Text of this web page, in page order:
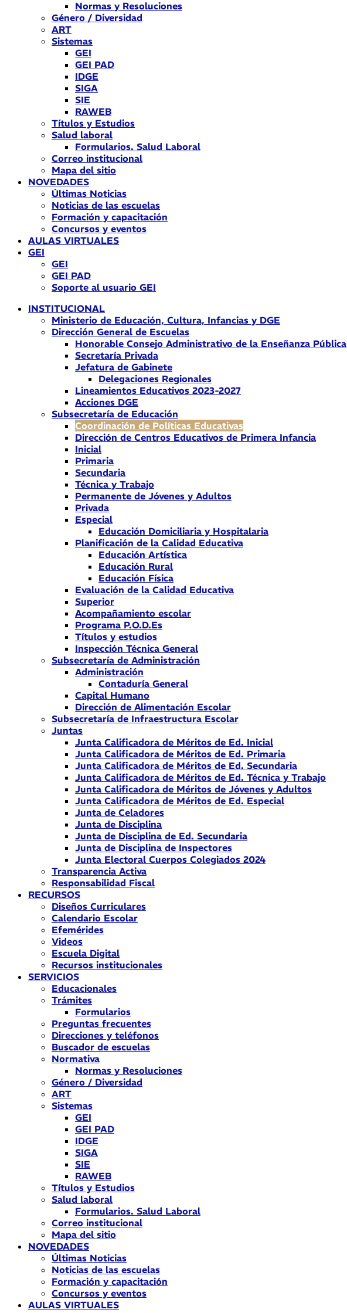
Normas y Resoluciones
Género / Diversidad
ART
Sistemas
GEI
GEI PAD
IDGE
SIGA
SIE
RAWEB
Títulos y Estudios
Salud laboral
Formularios. Salud Laboral
Correo institucional
Mapa del sitio
NOVEDADES
Últimas Noticias
Noticias de las escuelas
Formación y capacitación
Concursos y eventos
AULAS VIRTUALES
GEI
GEI
GEI PAD
Soporte al usuario GEI
INSTITUCIONAL
Ministerio de Educación, Cultura, Infancias y DGE
Dirección General de Escuelas
Honorable Consejo Administrativo de la Enseñanza Pública
Secretaría Privada
Jefatura de Gabinete
Delegaciones Regionales
Lineamientos Educativos 2023-2027
Acciones DGE
Subsecretaría de Educación
Coordinación de Políticas Educativas
Dirección de Centros Educativos de Primera Infancia
Inicial
Primaria
Secundaria
Técnica y Trabajo
Permanente de Jóvenes y Adultos
Privada
Especial
Educación Domiciliaria y Hospitalaria
Planificación de la Calidad Educativa
Educación Artística
Educación Rural
Educación Física
Evaluación de la Calidad Educativa
Superior
Acompañamiento escolar
Programa P.O.D.Es
Títulos y estudios
Inspección Técnica General
Subsecretaría de Administración
Administración
Contaduría General
Capital Humano
Dirección de Alimentación Escolar
Subsecretaría de Infraestructura Escolar
Juntas
Junta Calificadora de Méritos de Ed. Inicial
Junta Calificadora de Méritos de Ed. Primaria
Junta Calificadora de Méritos de Ed. Secundaria
Junta Calificadora de Méritos de Ed. Técnica y Trabajo
Junta Calificadora de Méritos de Jóvenes y Adultos
Junta Calificadora de Méritos de Ed. Especial
Junta de Celadores
Junta de Disciplina
Junta de Disciplina de Ed. Secundaria
Junta de Disciplina de Inspectores
Junta Electoral Cuerpos Colegiados 2024
Transparencia Activa
Responsabilidad Fiscal
RECURSOS
Diseños Curriculares
Calendario Escolar
Efemérides
Videos
Escuela Digital
Recursos institucionales
SERVICIOS
Educacionales
Trámites
Formularios
Preguntas frecuentes
Direcciones y teléfonos
Buscador de escuelas
Normativa
Normas y Resoluciones
Género / Diversidad
ART
Sistemas
GEI
GEI PAD
IDGE
SIGA
SIE
RAWEB
Títulos y Estudios
Salud laboral
Formularios. Salud Laboral
Correo institucional
Mapa del sitio
NOVEDADES
Últimas Noticias
Noticias de las escuelas
Formación y capacitación
Concursos y eventos
AULAS VIRTUALES